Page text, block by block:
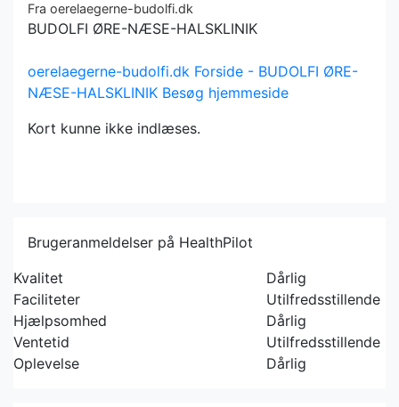
Fra oerelaegerne-budolfi.dk
BUDOLFI ØRE-NÆSE-HALSKLINIK
oerelaegerne-budolfi.dk Forside - BUDOLFI ØRE-
NÆSE-HALSKLINIK Besøg hjemmeside
Kort kunne ikke indlæses.
Brugeranmeldelser på HealthPilot
Kvalitet
Dårlig
Faciliteter
Utilfredsstillende
Hjælpsomhed
Dårlig
Ventetid
Utilfredsstillende
Oplevelse
Dårlig